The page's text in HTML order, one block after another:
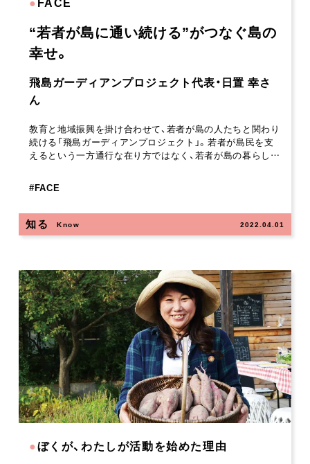
“若者が島に通い続ける”がつなぐ島の
幸せ。
飛島ガーディアンプロジェクト代表・日置 幸さ
ん
教育と地域振興を掛け合わせて、若者が島の人たちと関わり
続ける「飛島ガーディアンプロジェクト」。若者が島民を支
えるという一方通行な在り方ではなく、若者が島の暮らし…
#FACE
知る Know 2022.04.01
●ぼくが、わたしが活動を始めた理由